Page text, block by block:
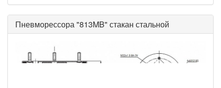
Пневморессора "813MB" стакан стальной